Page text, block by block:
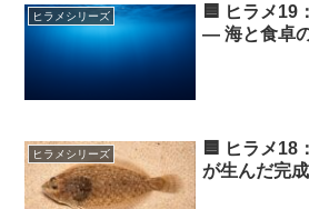
ヒラメシリーズ
🟦 ヒラメ19
― 海と食卓
ヒラメシリーズ
🟦 ヒラメ18
が生んだ完